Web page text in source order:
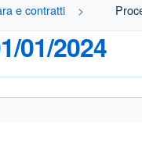
e contratti
01/2024